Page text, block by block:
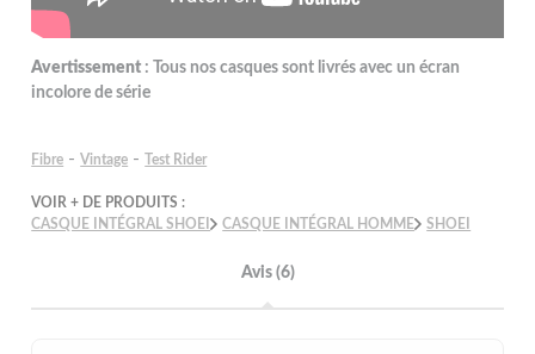
Avertissement : Tous nos casques sont livrés avec un écran
incolore de série
Fibre -Vintage - Test Rider
VOIR + DE PRODUITS :
CASQUE INTÉGRAL SHOEI
CASQUE INTÉGRAL HOMME SHOEI
Avis (6)